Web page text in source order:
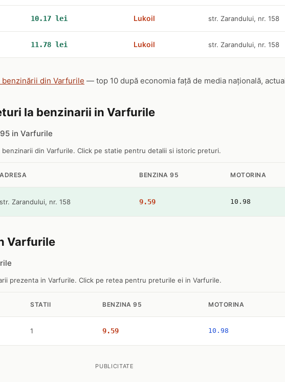
10.17 lei Lukoil str. Zarandului, nr. 158
11.78 lei Lukoil str. Zarandului, nr. 158
din Varfurile — top 10 după economia față de media națională,
la benzinarii in Varfurile
in Varfurile
din Varfurile. Click pe statie pentru detalii si istoric preturi.
ADRESA BENZINA 95 MOTORINA
str. Zarandului, nr. 158 9.59 10.98
Varfurile
prezenta in Varfurile. Click pe retea pentru preturile ei in Varfurile.
STATII BENZINA 95 MOTORINA
1 9.59 10.98
PUBLICITATE